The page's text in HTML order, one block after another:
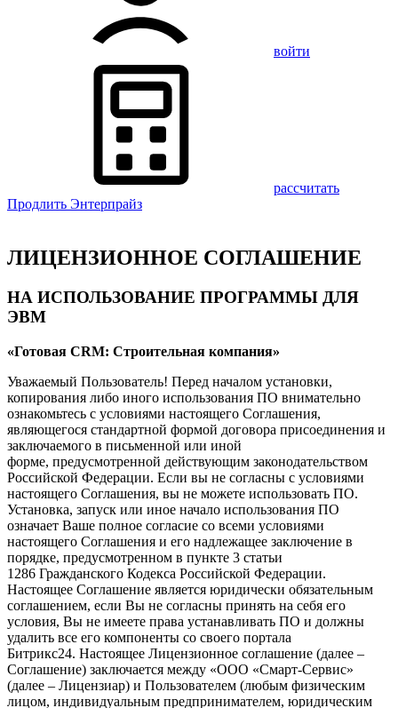
войти
рассчитать
Продлить Энтерпрайз
ЛИЦЕНЗИОННОЕ СОГЛАШЕНИЕ
НА ИСПОЛЬЗОВАНИЕ ПРОГРАММЫ ДЛЯ
ЭВМ
«Готовая CRM: Строительная компания»
Уважаемый Пользователь! Перед началом установки,
копирования либо иного использования ПО внимательно
ознакомьтесь с условиями настоящего Соглашения,
являющегося стандартной формой договора присоединения и
заключаемого в письменной или иной
форме, предусмотренной действующим законодательством
Российской Федерации. Если вы не согласны с условиями
настоящего Соглашения, вы не можете использовать ПО.
Установка, запуск или иное начало использования ПО
означает Ваше полное согласие со всеми условиями
настоящего Соглашения и его надлежащее заключение в
порядке, предусмотренном в пункте 3 статьи
1286 Гражданского Кодекса Российской Федерации.
Настоящее Соглашение является юридически обязательным
соглашением, если Вы не согласны принять на себя его
условия, Вы не имеете права устанавливать ПО и должны
удалить все его компоненты со своего портала
Битрикс24. Настоящее Лицензионное соглашение (далее –
Соглашение) заключается между «ООО «Смарт-Сервис»
(далее – Лицензиар) и Пользователем (любым физическим
лицом, индивидуальным предпринимателем, юридическим